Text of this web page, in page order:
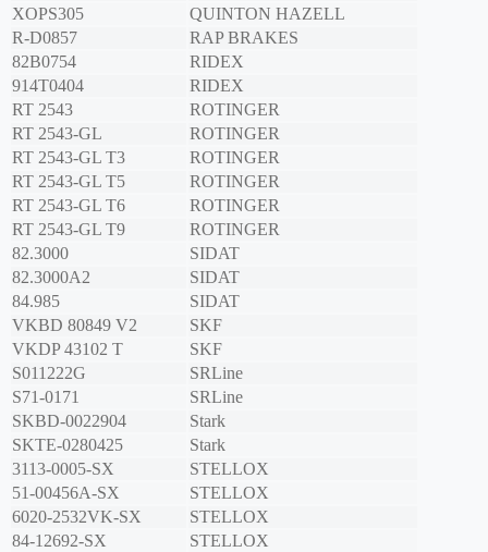
XOPS305
QUINTON HAZELL
R-D0857
RAP BRAKES
82B0754
RIDEX
914T0404
RIDEX
RT 2543
ROTINGER
RT 2543-GL
ROTINGER
RT 2543-GL T3
ROTINGER
RT 2543-GL T5
ROTINGER
RT 2543-GL T6
ROTINGER
RT 2543-GL T9
ROTINGER
82.3000
SIDAT
82.3000A2
SIDAT
84.985
SIDAT
VKBD 80849 V2
SKF
VKDP 43102 T
SKF
S011222G
SRLine
S71-0171
SRLine
SKBD-0022904
Stark
SKTE-0280425
Stark
3113-0005-SX
STELLOX
51-00456A-SX
STELLOX
6020-2532VK-SX
STELLOX
84-12692-SX
STELLOX